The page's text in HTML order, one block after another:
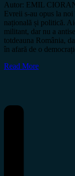
Autor: EMIL
Evreii s-au opus la
națională și politică.
militant, dar nu a
totdeauna România,
în afară de o
Read More